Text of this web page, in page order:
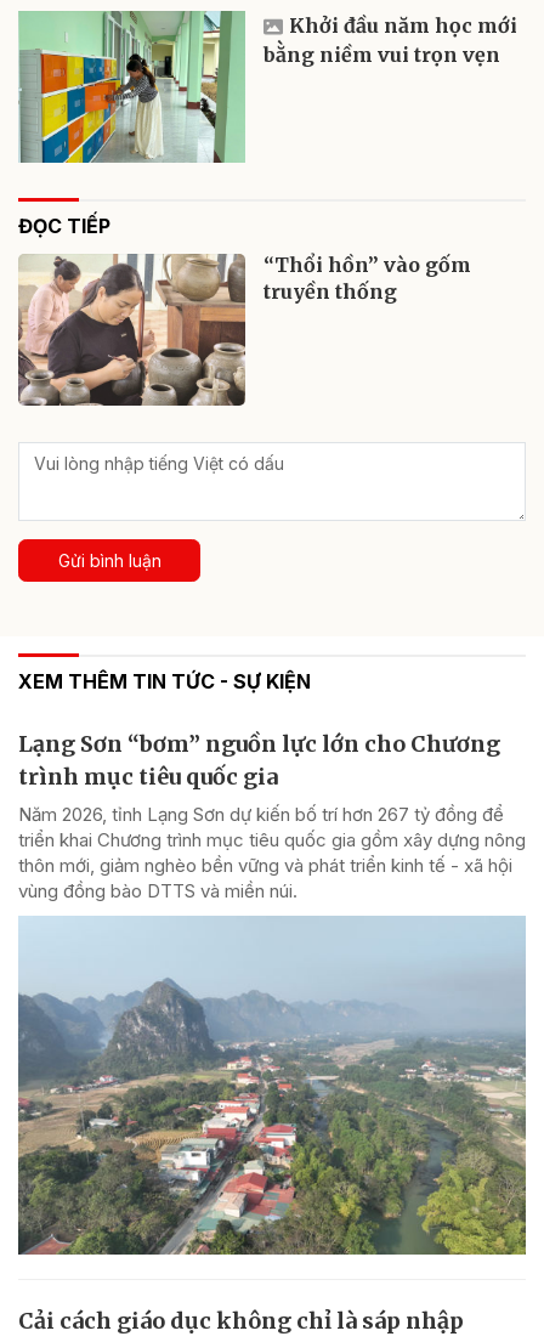
Khởi đầu năm học mới
bằng niềm vui trọn vẹn
ĐỌC TIẾP
“Thổi hồn” vào gốm
truyền thống
Gửi bình luận
XEM THÊM TIN TỨC - SỰ KIỆN
Lạng Sơn “bơm” nguồn lực lớn cho Chương
trình mục tiêu quốc gia
Năm 2026, tỉnh Lạng Sơn dự kiến bố trí hơn 267 tỷ đồng để
triển khai Chương trình mục tiêu quốc gia gồm xây dựng nông
thôn mới, giảm nghèo bền vững và phát triển kinh tế - xã hội
vùng đồng bào DTTS và miền núi.
Cải cách giáo dục không chỉ là sáp nhập